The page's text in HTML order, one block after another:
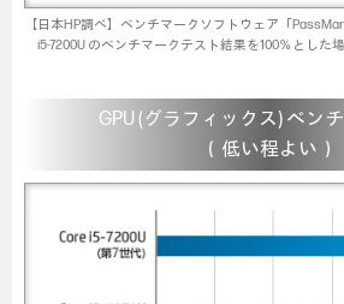
【日本HP調べ】ベンチマークソフトウェア「
i5-7200U のベンチマークテスト結果を100％とした
GPU (グラフィックス) ベン
（低い程よい）